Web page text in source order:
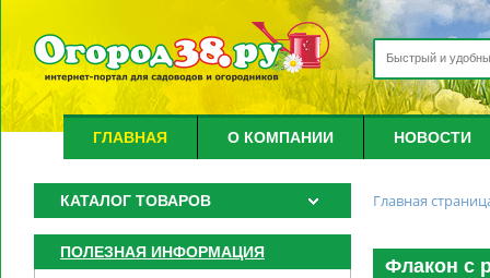
ГЛАВНАЯ О КОМПАНИИ НОВОСТИ
КАТАЛОГ ТОВАРОВ
ПОЛЕЗНАЯ ИНФОРМАЦИЯ
Главная
Флакон с